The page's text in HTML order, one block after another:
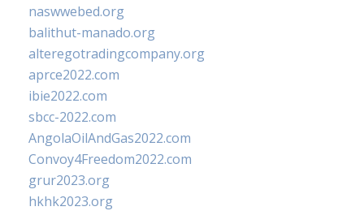
naswwebed.org
balithut-manado.org
alteregotradingcompany.org
aprce2022.com
ibie2022.com
sbcc-2022.com
AngolaOilAndGas2022.com
Convoy4Freedom2022.com
grur2023.org
hkhk2023.org